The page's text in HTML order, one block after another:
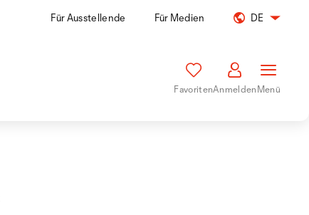
Für Ausstellende Für Medien DE
FavoritenAnmeldenMenü